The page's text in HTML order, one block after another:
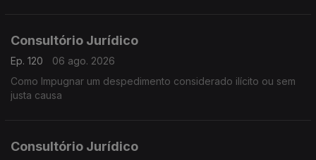
Consultório Jurídico
Ep. 120
06 ago. 2026
Como Impugnar um despedimento considerado ilícito ou sem
justa causa
Consultório Jurídico